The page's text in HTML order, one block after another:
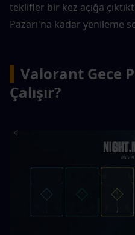
teklifler bir kez açığa
Pazarı'na kadar yenileme
Valorant Gece
Çalışır?